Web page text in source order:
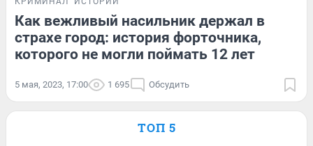
Как вежливый насильник держал в
страхе город: история форточника,
которого не могли поймать 12 лет
5 мая, 2023, 17:00 1 695 Обсудить
ТОП 5